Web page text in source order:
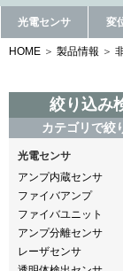
光電センサ 変
HOME 製品情報
絞り込み
カテゴリで絞
光電センサ
アンプ内蔵センサ
ファイバアンプ
ファイバユニット
アンプ分離センサ
レーザセンサ